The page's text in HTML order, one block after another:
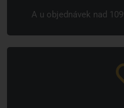
A u objednávek nad